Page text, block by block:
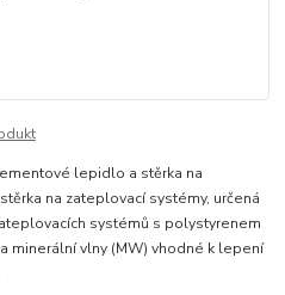
lepidlo a stěrka na
na zateplovací systémy, určená
systémů s polystyrenem
minerální vlny (MW) vhodné k lepení